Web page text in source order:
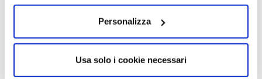
Personalizza
Usa solo i cookie necessari